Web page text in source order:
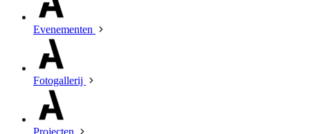
Evenementen
Fotogallerij
Projecten